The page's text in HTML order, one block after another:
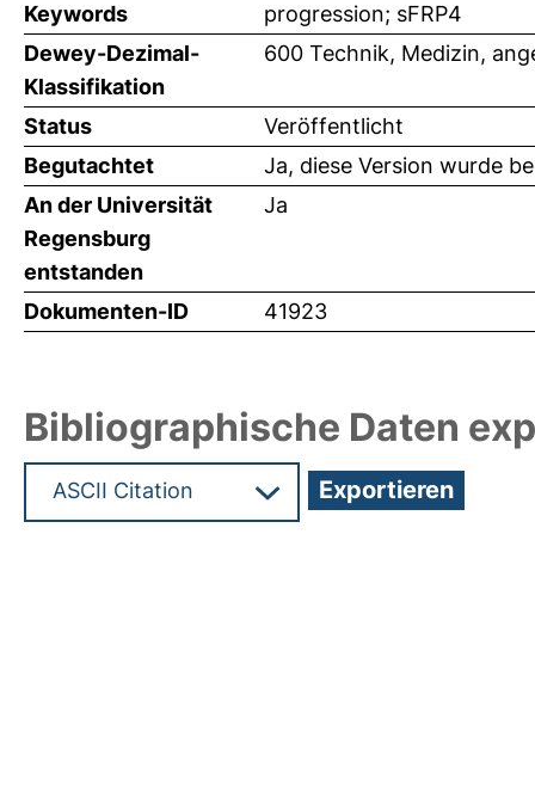
Keywords
progression; sFRP4
Dewey-Dezimal-
Klassifikation
600 Technik, Medizin,
Status
Veröffentlicht
Begutachtet
Ja, diese Version wurde
An der Universität
Regensburg
entstanden
Ja
Dokumenten-ID 41923
Bibliographische Daten